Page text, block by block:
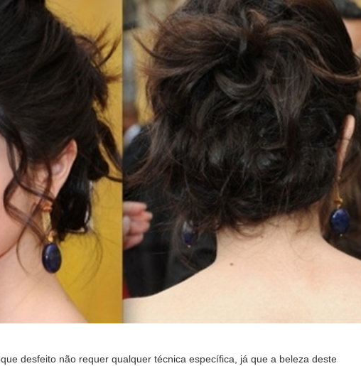
desfeito não requer qualquer técnica específica, já que a beleza deste